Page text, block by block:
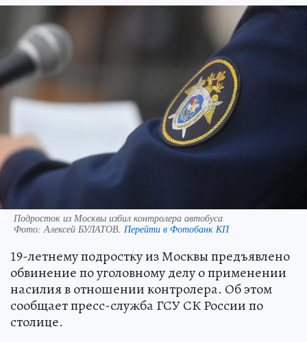
Подросток из Москвы избил контролера автобуса
Фото:Алексей БУЛАТОВ. Перейти в Фотобанк КП
19-летнему подростку из Москвы предъявлено
обвинение по уголовному делу о применении
насилия в отношении контролера. Об этом
сообщает пресс-служба ГСУ СК России по
столице.